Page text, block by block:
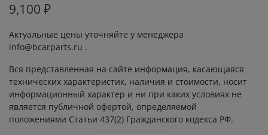
9,100 ₽
Актуальные цены уточняйте у менеджера
info@bcarparts.ru .
Вся представленная на сайте информация, касающаяся
технических характеристик, наличия и стоимости, носит
информационный характер и ни при каких условиях не
является публичной офертой, определяемой
положениями Статьи 437(2) Гражданского кодекса РФ.